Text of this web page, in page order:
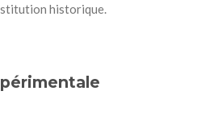
historique.